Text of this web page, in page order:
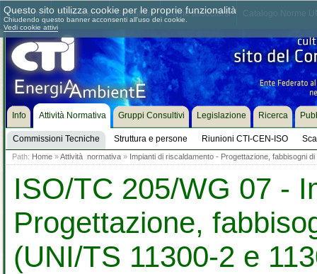
Chi siamo Dove siamo Contattaci Come associarsi
Info Attività Normativa
Commissioni Tecniche Struttura e persone Riunioni CTI-CEN-ISO
Gruppi Consultivi Legislazione Ricerca
Path: Home »Attività normativa » Impianti di riscaldamento - Progettazione, fabbisogni
ISO/TC 205/WG 07 -
Progettazione,
(UNI/TS 11300-2 e
Questo sito utilizza cookie per le proprie funzionalità
Chiudendo questo banner acconsenti all'uso dei cookie.
Vedi cookie attivi